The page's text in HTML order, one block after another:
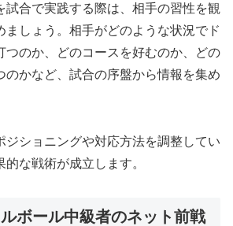
試合で実践する際は、相手の習性を観
ましょう。相手がどのような状況でド
つのか、どのコースを好むのか、どの
のかなど、試合の序盤から情報を集め
ジショニングや対応方法を調整してい
的な戦術が成立します。
ボール中級者のネット前戦